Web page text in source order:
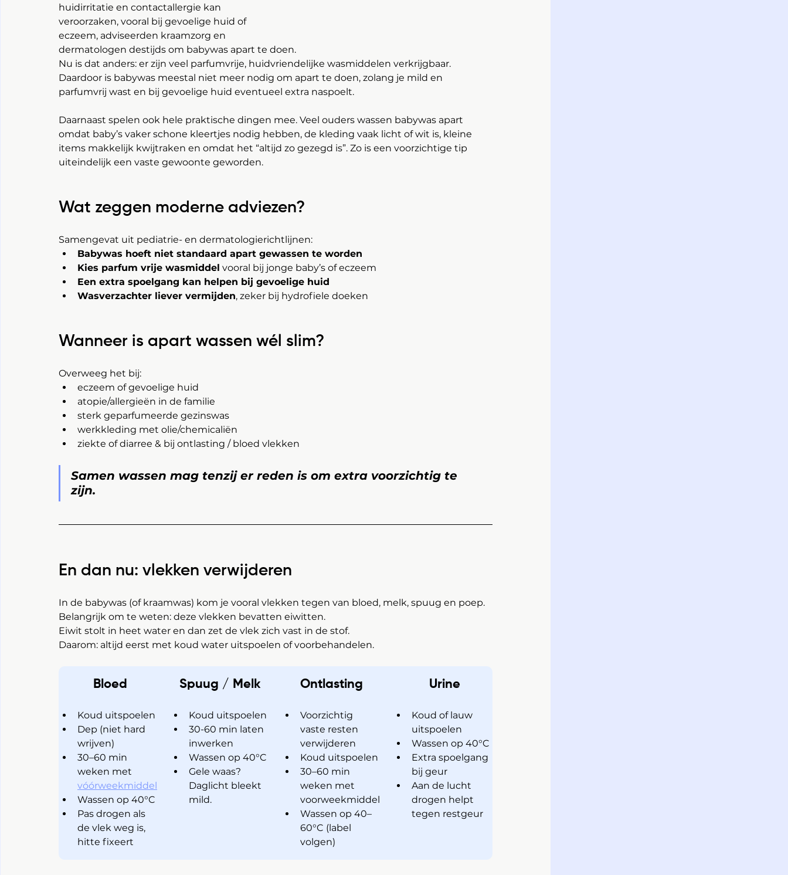
huidirritatie en contactallergie kan
veroorzaken, vooral bij gevoelige huid of
eczeem, adviseerden kraamzorg en
dermatologen destijds om babywas apart te doen.
Nu is dat anders: er zijn veel parfumvrije, huidvriendelijke wasmiddelen verkrijgbaar.
Daardoor is babywas meestal niet meer nodig om apart te doen, zolang je mild en
parfumvrij wast en bij gevoelige huid eventueel extra naspoelt.
Daarnaast spelen ook hele praktische dingen mee. Veel ouders wassen babywas apart
omdat baby’s vaker schone kleertjes nodig hebben, de kleding vaak licht of wit is, kleine
items makkelijk kwijtraken en omdat het “altijd zo gezegd is”. Zo is een voorzichtige tip
uiteindelijk een vaste gewoonte geworden.
Wat zeggen moderne adviezen?
Samengevat uit pediatrie- en dermatologierichtlijnen:
Babywas hoeft niet standaard apart gewassen te worden
Kies parfum vrije wasmiddel vooral bij jonge baby’s of eczeem
Een extra spoelgang kan helpen bij gevoelige huid
Wasverzachter liever vermijden, zeker bij hydrofiele doeken
Wanneer is apart wassen wél slim?
Overweeg het bij:
eczeem of gevoelige huid
atopie/allergieën in de familie
sterk geparfumeerde gezinswas
werkkleding met olie/chemicaliën
ziekte of diarree & bij ontlasting / bloed vlekken
Samen wassen mag tenzij er reden is om extra voorzichtig te
zijn.
En dan nu: vlekken verwijderen
In de babywas (of kraamwas) kom je vooral vlekken tegen van bloed, melk, spuug en poep.
Belangrijk om te weten: deze vlekken bevatten eiwitten.
Eiwit stolt in heet water en dan zet de vlek zich vast in de stof.
Daarom: altijd eerst met koud water uitspoelen of voorbehandelen.
Bloed
Koud uitspoelen
Dep (niet hard
wrijven)
30–60 min
weken met
vóórweekmiddel
Wassen op 40°C
Pas drogen als
de vlek weg is,
hitte fixeert
Spuug / Melk
Koud uitspoelen
30-60 min laten
inwerken
Wassen op 40°C
Gele waas?
Daglicht bleekt
mild.
Ontlasting
Voorzichtig
vaste resten
verwijderen
Koud uitspoelen
30–60 min
weken met
voorweekmiddel
Wassen op 40–
60°C (label
volgen)
Urine
Koud of lauw
uitspoelen
Wassen op 40°C
Extra spoelgang
bij geur
Aan de lucht
drogen helpt
tegen restgeur